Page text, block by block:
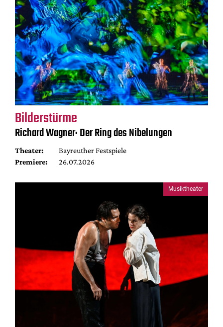
Bilderstürme
Richard Wagner: Der Ring des Nibelungen
Theater:
Bayreuther Festspiele
Premiere:
26.07.2026
Musiktheater